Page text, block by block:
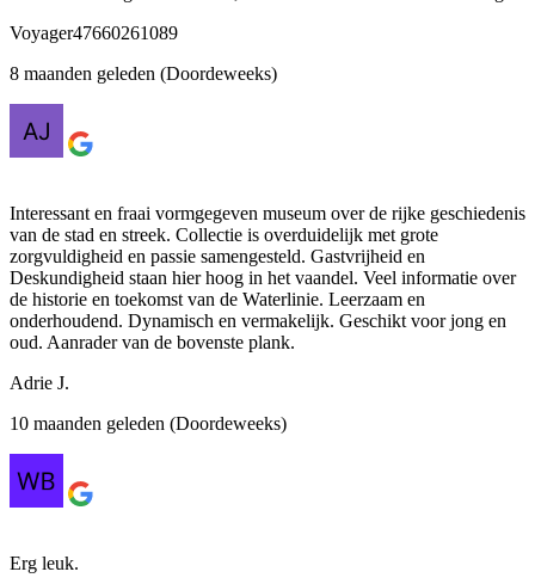
Voyager47660261089
8 maanden geleden (Doordeweeks)
Interessant en fraai vormgegeven museum over de rijke geschiedenis
van de stad en streek. Collectie is overduidelijk met grote
zorgvuldigheid en passie samengesteld. Gastvrijheid en
Deskundigheid staan hier hoog in het vaandel. Veel informatie over
de historie en toekomst van de Waterlinie. Leerzaam en
onderhoudend. Dynamisch en vermakelijk. Geschikt voor jong en
oud. Aanrader van de bovenste plank.
Adrie J.
10 maanden geleden (Doordeweeks)
Erg leuk.